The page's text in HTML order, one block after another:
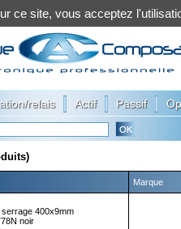
relais Actif Passif
Marque
serrage 400x9mm
noir
ce site, vous acceptez